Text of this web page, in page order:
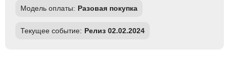
Модель оплаты: Разовая покупка
Текущее событие: Релиз 02.02.2024